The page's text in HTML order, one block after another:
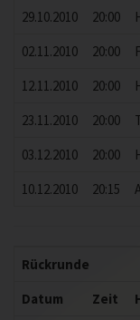
29.10.2010
20:00
02.11.2010
20:00
12.11.2010
20:00
23.11.2010
20:00
03.12.2010
20:00
10.12.2010
20:15
Rückrunde
Datum
Zeit